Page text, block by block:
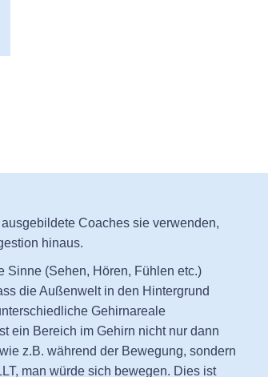
Coaches sie verwenden,
hinaus.
Sinne (Sehen, Hören, Fühlen etc.)
die Außenwelt in den Hintergrund
Gehirnareale
ein Bereich im Gehirn nicht nur dann
z.B. während der Bewegung, sondern
man würde sich bewegen. Dies ist